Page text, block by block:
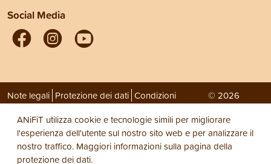
Social Media
Note legali Protezione dei dati Condizioni
© 2026
ANiFiT utilizza cookie e tecnologie simili per migliorare
l'esperienza dell'utente sul nostro sito web e per analizzare il
nostro traffico. Maggiori informazioni sulla pagina della
protezione dei dati.